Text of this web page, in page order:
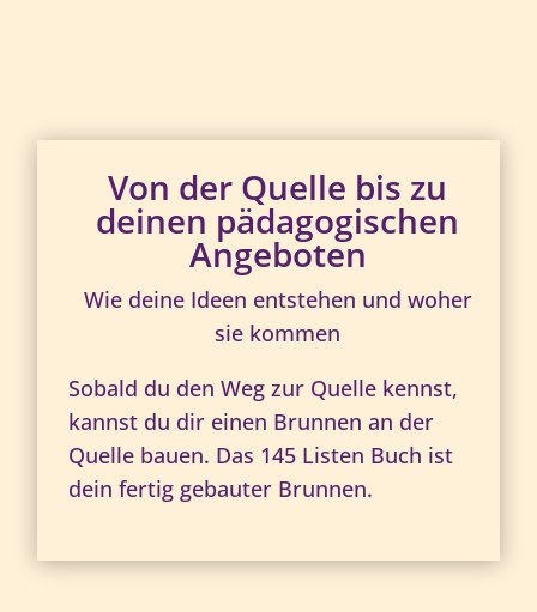
Von der Quelle bis zu
deinen pädagogischen
Angeboten
Wie deine Ideen entstehen und woher
sie kommen
Sobald du den Weg zur Quelle kennst,
kannst du dir einen Brunnen an der
Quelle bauen. Das 145 Listen Buch ist
dein fertig gebauter Brunnen.